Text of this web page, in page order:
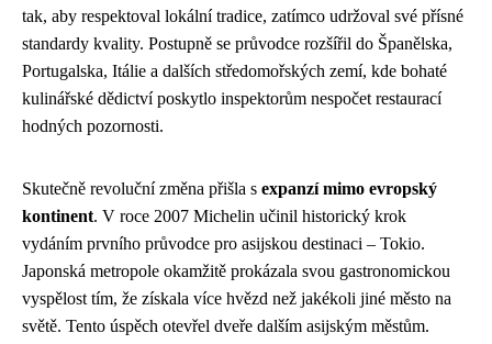
tak, aby respektoval lokální tradice, zatímco udržoval své přísné
standardy kvality. Postupně se průvodce rozšířil do Španělska,
Portugalska, Itálie a dalších středomořských zemí, kde bohaté
kulinářské dědictví poskytlo inspektorům nespočet restaurací
hodných pozornosti.
Skutečně revoluční změna přišla s expanzí mimo evropský
kontinent. V roce 2007 Michelin učinil historický krok
vydáním prvního průvodce pro asijskou destinaci – Tokio.
Japonská metropole okamžitě prokázala svou gastronomickou
vyspělost tím, že získala více hvězd než jakékoli jiné město na
světě. Tento úspěch otevřel dveře dalším asijským městům.